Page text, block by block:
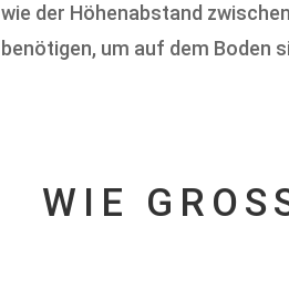
wie der Höhenabstand
benötigen, um auf dem Boden
WIE